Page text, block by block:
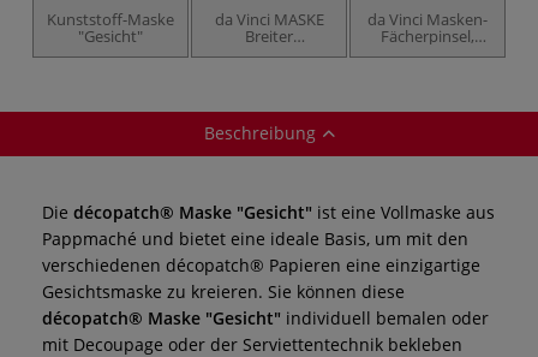
Kunststoff-Maske
"Gesicht"
da Vinci MASKE
Breiter
Maskenpinsel
da Vinci Masken-
Fächerpinsel,
Serie 47839
Beschreibung
Die décopatch® Maske "Gesicht" ist eine Vollmaske aus
Pappmaché und bietet eine ideale Basis, um mit den
verschiedenen décopatch® Papieren eine einzigartige
Gesichtsmaske zu kreieren. Sie können diese
décopatch® Maske "Gesicht" individuell bemalen oder
mit Decoupage oder der Serviettentechnik bekleben